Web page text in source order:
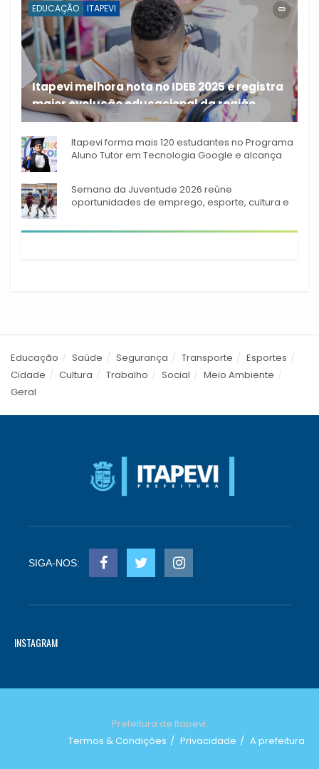
EDUCAÇÃO ITAPEVI
Itapevi melhora nota no IDEB 2025 e registra
maior evolução educacional da região
A rede municipal de ensino
Itapevi forma mais 120 estudantes no Programa
Aluno Tutor em Tecnologia Google e alcança
Semana da Juventude 2026 reúne
oportunidades de emprego, esporte, cultura e
Educação Saúde Segurança Transporte
Esportes
Cidade
Cultura Trabalho Social
Meio Ambiente
Geral
SIGA-NOS:
INSTAGRAM
Prefeitura de Itapevi.
Termos & Condições
Privacidade A prefeitura